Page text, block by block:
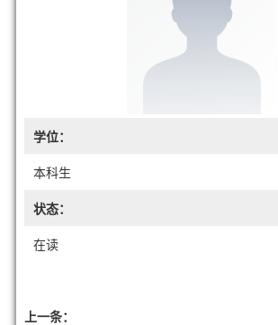
学位：
本科生
状态：
在读
上一条：